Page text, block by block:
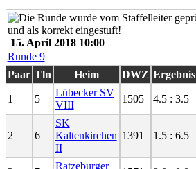
15. April 2018 10:00
Runde 9
Paar Tln Heim DWZ Ergebnis
1 5
Lübecker SV
VIII
1505 4.5 : 3.5
2 6
SK
Kaltenkirchen
II
1391 1.5 : 6.5
Ratzeburger